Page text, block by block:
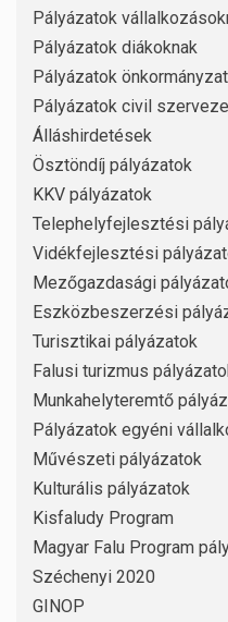
Pályázatok
Pályázatok diákoknak
Pályázatok
Pályázatok civil
Álláshirdetések
Ösztöndíj pályázatok
KKV pályázatok
Telephelyfejlesztési
Vidékfejlesztési
Mezőgazdasági
Eszközbeszerzési
Turisztikai pályázatok
Falusi turizmus
Munkahelyteremtő
Pályázatok egyéni
Művészeti pályázatok
Kulturális pályázatok
Kisfaludy Program
Magyar Falu Program
Széchenyi 2020
GINOP